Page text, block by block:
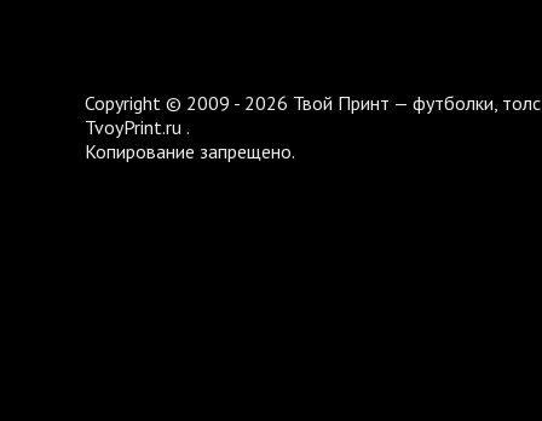
Copyright © 2009 - 2026 Твой Принт — футболки,
TvoyPrint.ru .
Копирование запрещено.